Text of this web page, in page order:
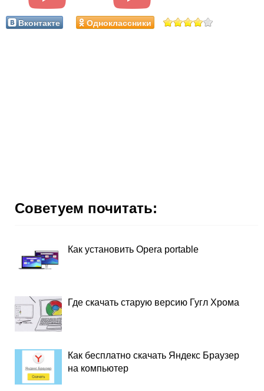
Вконтакте Одноклассники
Советуем почитать:
Как установить Opera portable
Где скачать старую версию Гугл Хрома
Как бесплатно скачать Яндекс Браузер
на компьютер